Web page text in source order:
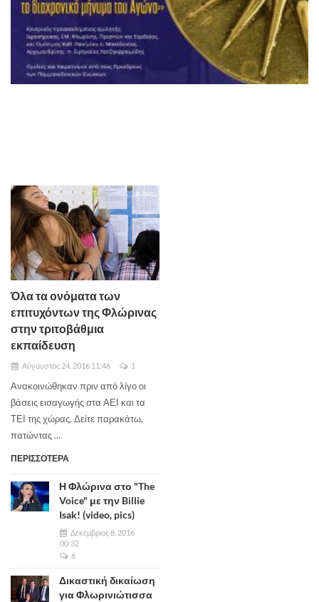
Όλα τα ονόματα των
επιτυχόντων της Φλώρινας
στην τριτοβάθμια
εκπαίδευση
Αύγουστος 24, 2016 11:46 1
Ανακοινώθηκαν πριν από λίγο οι
βάσεις εισαγωγής στα ΑΕΙ και τα
ΤΕΙ της χώρας. Δείτε παρακάτω,
πατώντας ...
ΠΕΡΙΣΣΟΤΕΡΑ
Η Φλώρινα στο "The
Voice" με την Billie
Isak! (video, pics)
Δεκέμβριος 8, 2016
00:32
6
Δικαστική δικαίωση
για Φλωρινιώτισσα